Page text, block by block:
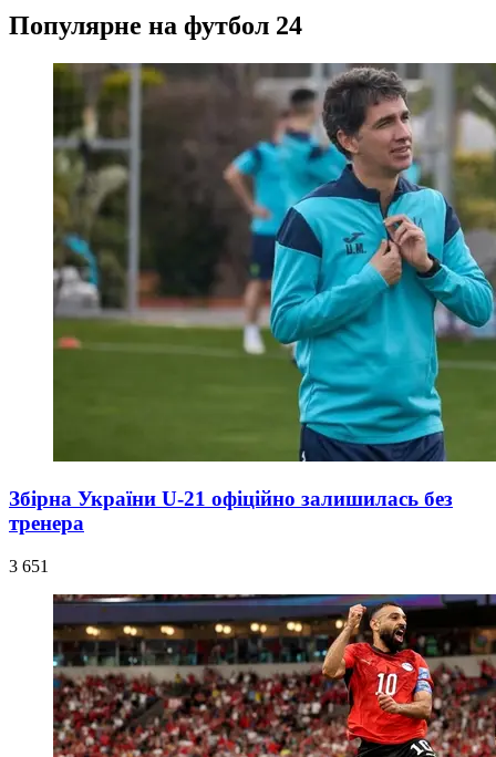
Популярне на футбол 24
Збірна України U-21 офіційно залишилась без
тренера
3 651